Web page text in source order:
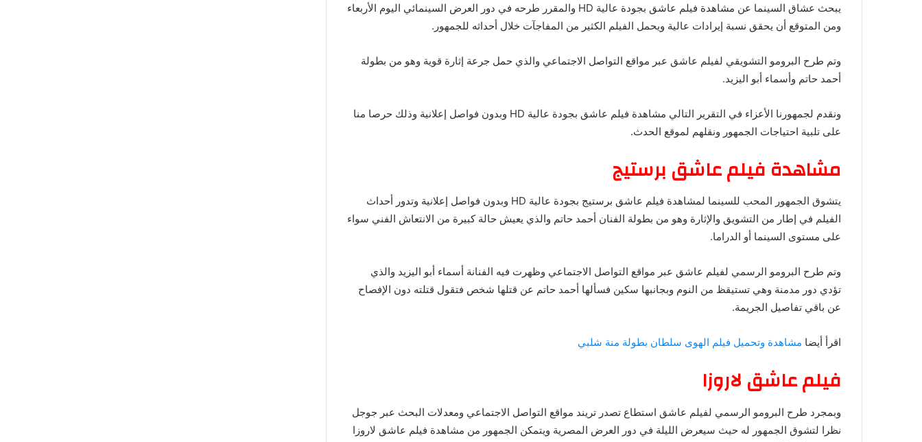
يبحث عشاق السينما عن مشاهدة فيلم عاشق بجودة عالية HD والمقرر طرحه في دور العرض السينمائي اليوم الأربعاء
ومن المتوقع أن يحقق نسبة إيرادات عالية ويحمل الفيلم الكثير من المفاجآت خلال أحداثه للجمهور.
وتم طرح البرومو التشويقي لفيلم عاشق عبر مواقع التواصل الاجتماعي والذي حمل جرعة إثارة قوية وهو من بطولة
أحمد حاتم وأسماء أبو اليزيد.
ونقدم لجمهورنا الأعزاء في التقرير التالي مشاهدة فيلم عاشق بجودة عالية HD وبدون فواصل إعلانية وذلك حرصا منا
على تلبية احتياجات الجمهور ونقلهم لموقع الحدث.
مشاهدة فيلم عاشق برستيج
يتشوق الجمهور المحب للسينما لمشاهدة فيلم عاشق برستيج بجودة عالية HD وبدون فواصل إعلانية وتدور أحداث
الفيلم في إطار من التشويق والإثارة وهو من بطولة الفنان أحمد حاتم والذي يعيش حالة كبيرة من الانتعاش الفني سواء
على مستوى السينما أو الدراما.
وتم طرح البرومو الرسمي لفيلم عاشق عبر مواقع التواصل الاجتماعي وظهرت فيه الفنانة أسماء أبو اليزيد والذي
تؤدي دور مدمنة وهي تستيقظ من النوم وبجانبها سكين فسألها أحمد حاتم عن قتلها شخص فتقول قتلته دون الإفصاح
عن باقي تفاصيل الجريمة.
اقرأ أيضا مشاهدة وتحميل فيلم الهوى سلطان بطولة منة شلبي
فيلم عاشق لاروزا
وبمجرد طرح البرومو الرسمي لفيلم عاشق استطاع تصدر تريند مواقع التواصل الاجتماعي ومعدلات البحث عبر جوجل
نظرا لتشوق الجمهور له حيث سيعرض الليلة في دور العرض المصرية ويتمكن الجمهور من مشاهدة فيلم عاشق لاروزا